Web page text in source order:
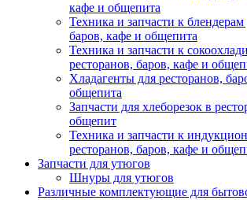
кафе и общепита
Техника и запчасти к блендерам
баров, кафе и общепита
Техника и запчасти к
ресторанов, баров, кафе и
Хладагенты для ресторанов,
общепита
Запчасти для хлеборезок в
общепит
Техника и запчасти к
ресторанов, баров, кафе и
Запчасти для утюгов
Шнуры для утюгов
Различные комплектующие для